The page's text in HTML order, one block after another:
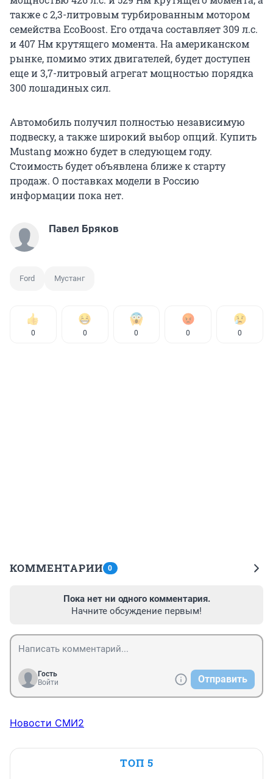
также с 2,3-литровым турбированным мотором
семейства EcoBoost. Его отдача составляет 309 л.с.
и 407 Нм крутящего момента. На американском
рынке, помимо этих двигателей, будет доступен
еще и 3,7-литровый агрегат мощностью порядка
300 лошадиных сил.
Автомобиль получил полностью независимую
подвеску, а также широкий выбор опций. Купить
Mustang можно будет в следующем году.
Стоимость будет объявлена ближе к старту
продаж. О поставках модели в Россию
информации пока нет.
Павел Бряков
Ford Мустанг
0 0 0 0 0
КОММЕНТАРИИ 0
Пока нет ни одного комментария.
Начните обсуждение первым!
Гость
Войти
Отправить
Новости СМИ2
ТОП 5